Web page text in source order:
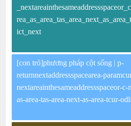
ict_next
[con trỏ]phương pháp cột sống | p-
returnnextaddressspacearea-
nextareainthesameaddressspaceor-
as-area-tas-area-next-as-area-tcur-